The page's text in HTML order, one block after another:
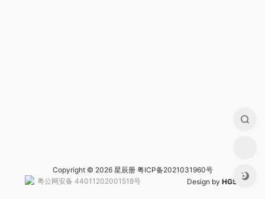
Copyright © 2026 星辰册 粤ICP备2021031960号
粤公网安备 44011202001518号Design by HGS